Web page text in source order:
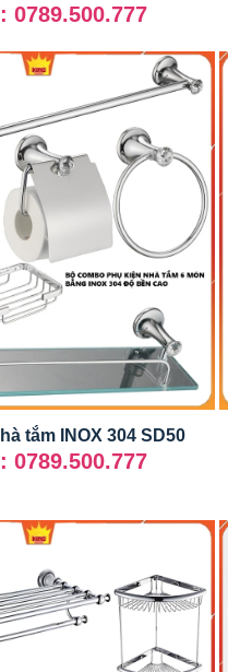
0789.500.777
tắm INOX 304 SD50
0789.500.777